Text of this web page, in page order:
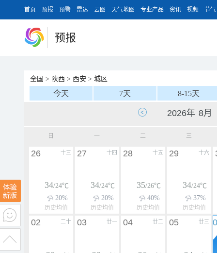
首页 预报 预警 雷达 云图 天气地图 专业产品 资讯 视频 节气
预报
全国 > 陕西 > 西安 > 城区
今天 7天 8-15天
日 一 二 三
十三
26
34/24℃
20%
历史均值
十四
27
34/24℃
20%
历史均值
十五
28
35/26℃
40%
历史均值
十六
29
34/24℃
37%
历史均值
二十
02 廿一
03 廿二
04 廿三
05